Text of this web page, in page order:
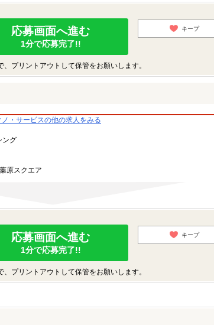
応募画面へ進む
1分で応募完了!!
キープ
プリントアウトして保管をお願いします。
・サービスの他の求人をみる
ング
原スクエア
応募画面へ進む
1分で応募完了!!
キープ
プリントアウトして保管をお願いします。